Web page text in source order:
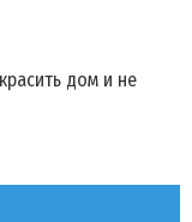
дом и не